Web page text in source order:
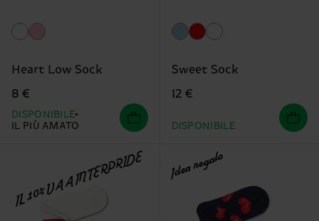
Heart Low Sock
8 €
DISPONIBILE
IL PIÙ AMATO
Sweet Sock
12 €
DISPONIBILE
IL 10% VA A INTERPRIDE Idea regalo